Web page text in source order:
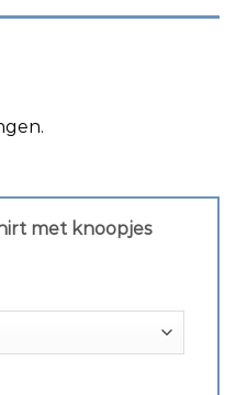
met knoopjes